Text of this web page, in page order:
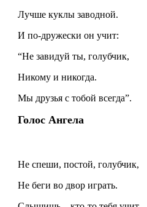
Лучше куклы заводной.
И по-дружески он учит:
“Не завидуй ты, голубчик,
Никому и никогда.
Мы друзья с тобой всегда”.
Голос Ангела
Не спеши, постой, голубчик,
Не беги во двор играть.